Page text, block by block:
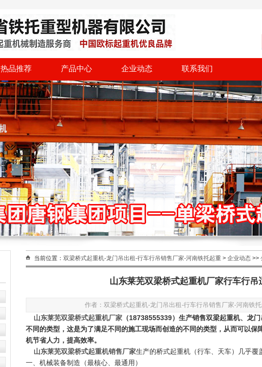
热品推荐 产品中心 企业动态 联系我们
当前位置： 双梁桥式起重机-龙门吊出租-行车行吊销售厂家-河南铁托起重 > 企业动态 >>
山东莱芜双梁桥式起重机厂家行车行吊
作者：双梁桥式起重机-龙门吊出租-行车行吊销售厂家-河南
山东莱芜双梁桥式起重机厂家 （18738555339）生产销售双梁起重机、龙
不同的类型，这是为了满足不同的施工现场而创造的不同的类型，从而可以
机节省人力，提高效率。
山东莱芜双梁桥式起重机销售厂家生产的桥式起重机（行车、天车）几乎
一、机械装备制造（最核心、最通用）